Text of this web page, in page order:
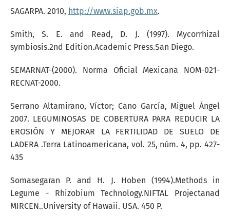
SAGARPA. 2010, http://www.siap.gob.mx.
Smith, S. E. and Read, D. J. (1997). Mycorrhizal
symbiosis.2nd Edition.Academic Press.San Diego.
SEMARNAT-(2000). Norma Oficial Mexicana NOM-021-
RECNAT-2000.
Serrano Altamirano, Víctor; Cano García, Miguel Ángel
2007. LEGUMINOSAS DE COBERTURA PARA REDUCIR LA
EROSIÓN Y MEJORAR LA FERTILIDAD DE SUELO DE
LADERA .Terra Latinoamericana, vol. 25, núm. 4, pp. 427-
435
Somasegaran P. and H. J. Hoben (1994).Methods in
Legume - Rhizobium Technology.NIFTAL Projectanad
MIRCEN..University of Hawaii. USA. 450 P.